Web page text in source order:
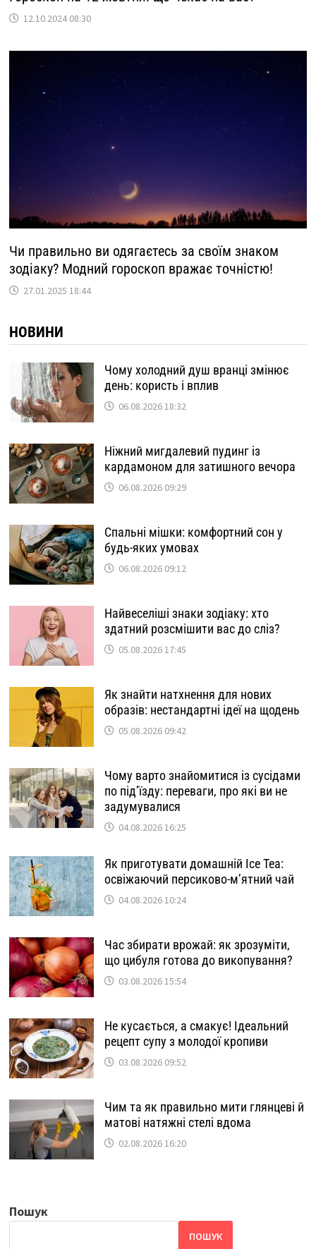
12.10.2024 08:30
Чи правильно ви одягаєтесь за своїм знаком
зодіаку? Модний гороскоп вражає точністю!
27.01.2025 18:44
НОВИНИ
Чому холодний душ вранці змінює
день: користь і вплив
06.08.2026 18:32
Ніжний мигдалевий пудинг із
кардамоном для затишного вечора
06.08.2026 09:29
Спальні мішки: комфортний сон у
будь-яких умовах
06.08.2026 09:12
Найвеселіші знаки зодіаку: хто
здатний розсмішити вас до сліз?
05.08.2026 17:45
Як знайти натхнення для нових
образів: нестандартні ідеї на щодень
05.08.2026 09:42
Чому варто знайомитися із сусідами
по під’їзду: переваги, про які ви не
задумувалися
04.08.2026 16:25
Як приготувати домашній Ice Tea:
освіжаючий персиково-м’ятний чай
04.08.2026 10:24
Час збирати врожай: як зрозуміти,
що цибуля готова до викопування?
03.08.2026 15:54
Не кусається, а смакує! Ідеальний
рецепт супу з молодої кропиви
03.08.2026 09:52
Чим та як правильно мити глянцеві й
матові натяжні стелі вдома
02.08.2026 16:20
Пошук
ПОШУК